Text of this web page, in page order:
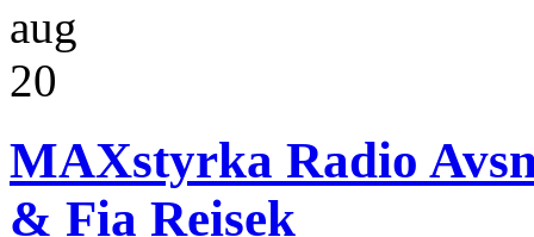
aug
20
MAXstyrka Radio
& Fia Reisek